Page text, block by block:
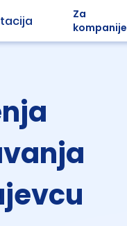
Za
kompanije